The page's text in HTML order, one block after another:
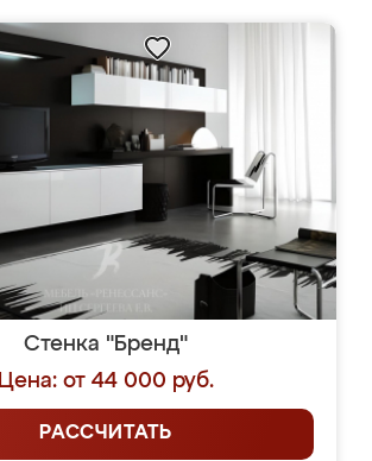
Стенка "Бренд"
Цена: от 44 000 руб.
РАССЧИТАТЬ